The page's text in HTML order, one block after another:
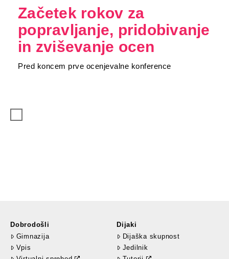
Začetek rokov za
popravljanje, pridobivanje
in zviševanje ocen
Pred koncem prve ocenjevalne konference
Dobrodošli
Gimnazija
Vpis
Dijaki
Dijaška skupnost
Jedilnik